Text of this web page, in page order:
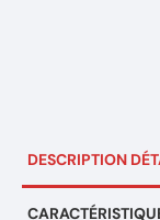
DESCRIPTION